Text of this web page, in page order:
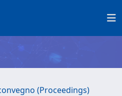
(Proceedings)